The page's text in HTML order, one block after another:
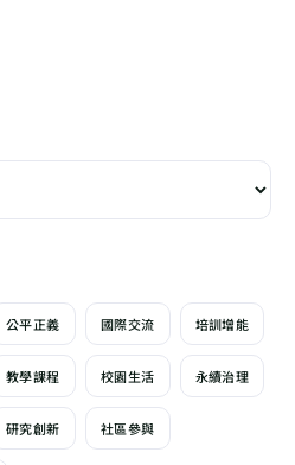
公平正義 國際交流 培訓增能
教學課程 校園生活 永續治理
研究創新 社區參與